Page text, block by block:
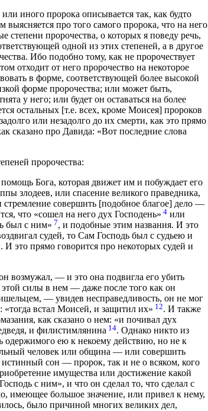
иного пророка описывается так, как будто
про того самого пророка, что на него
степени пророчества, о которых я поведу речь,
одной из этих степеней, а в другое
Ибо подобно тому, как не пророчествует
отходит от него пророчество на некоторое
в форме, соответствующей более высокой
форме пророчества; или может быть,
у него; или будет он оставаться на более
остальных [т.е. всех, кроме Моисея] пророков
или незадолго до их смерти, как это прямо
сказано про Давида: «Вот последние слова
пророчества:
Бога, которая движет им и побуждает его
злодеев, или спасение великого праведника,
совершить [подобное благое] дело —
что «сошел на него дух Господень» 4 или
был с ним» 7, и подобные этим названия. И это
судей, то Сам Господь был с судьею и
это прямо говорится про некоторых судей и
возмужал, — и это она подвигла его убить
силы в нем — даже после того как он
— увидев несправедливость, он не мог
«тогда встал Моисей, и защитил их» 12. И также
как сказано о нем: «и почивал дух
и филистимлянина 14. Однако никто из
ею к некоему действию, но не к
человек или община — или совершить
истинный сон — пророк, так и не о всяком, кого
имущества или достижение какой
с ним», и что он сделал то, что сделал с
имеющее большое значение, или привел к нему,
было причиной многих великих дел,